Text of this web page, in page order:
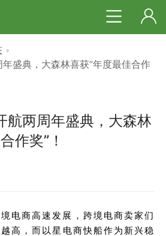
>
盛典，大森林喜获“年度最佳合作
航两周年盛典，大森林
作奖”！
电商高速发展，跨境电商卖家们
高，而以星电商快船作为 新兴稳